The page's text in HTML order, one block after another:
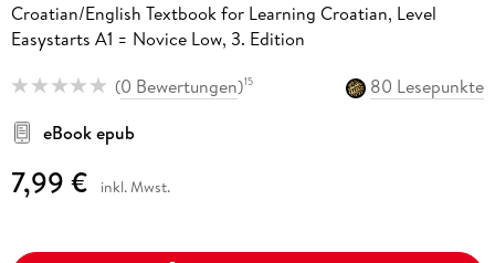
Croatian/English Textbook for Learning Croatian, Level
Easystarts A1 = Novice Low, 3. Edition
(0 Bewertungen)15
80 Lesepunkte
eBook epub
7,99 € inkl. Mwst.